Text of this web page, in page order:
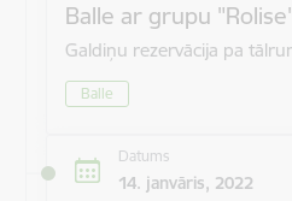
Balle ar grupu
Galdiņu rezervācija pa
Balle
Datums
14. janvāris, 2022